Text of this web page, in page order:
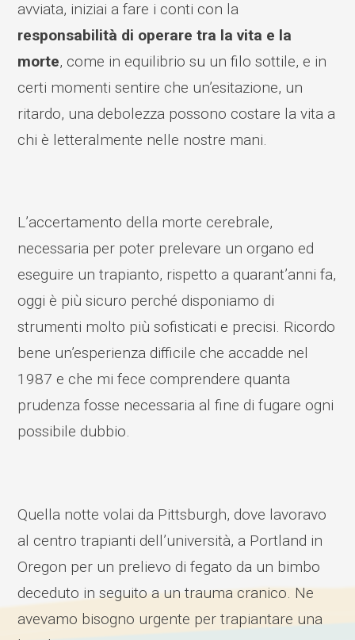
avviata, iniziai a fare i conti con la
responsabilità di operare tra la vita e la
morte, come in equilibrio su un filo sottile, e in
certi momenti sentire che un’esitazione, un
ritardo, una debolezza possono costare la vita a
chi è letteralmente nelle nostre mani.
L’accertamento della morte cerebrale,
necessaria per poter prelevare un organo ed
eseguire un trapianto, rispetto a quarant’anni fa,
oggi è più sicuro perché disponiamo di
strumenti molto più sofisticati e precisi. Ricordo
bene un’esperienza difficile che accadde nel
1987 e che mi fece comprendere quanta
prudenza fosse necessaria al fine di fugare ogni
possibile dubbio.
Quella notte volai da Pittsburgh, dove lavoravo
al centro trapianti dell’università, a Portland in
Oregon per un prelievo di fegato da un bimbo
deceduto in seguito a un trauma cranico. Ne
avevamo bisogno urgente per trapiantare una